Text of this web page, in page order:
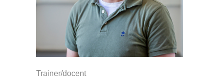
Trainer/docent